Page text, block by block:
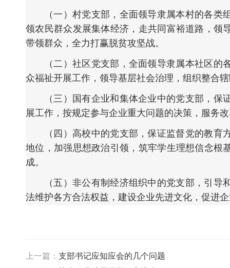
（一）村党支部，全面领导隶属本村的各
领农民群众发展集体经济，走共同富裕道路，领
带领群众，全力打赢脱贫攻坚战。
（二）社区党支部，全面领导隶属本社区
众福祉开展工作，领导基层社会治理，组织整合
（三）国有企业和集体企业中的党支部，
展工作，按规定参与企业重大问题的决策，服务
（四）高校中的党支部，保证监督党的教
地位，加强思想政治引领，筑牢学生理想信念根
成。
（五）非公有制经济组织中的党支部，引
法维护各方合法权益，建设企业先进文化，促进
上一篇： 支部书记应知应会的几个问题